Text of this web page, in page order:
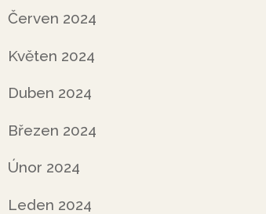
Červen 2024
Květen 2024
Duben 2024
Březen 2024
Únor 2024
Leden 2024